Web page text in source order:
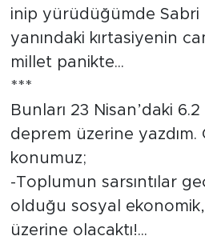
inip yürüdüğümde Sabri
yanındaki kırtasiyenin
millet panikte...
***
Bunları 23 Nisan’daki
deprem üzerine yazdım.
konumuz;
-Toplumun sarsıntılar
olduğu sosyal
üzerine olacaktı!...